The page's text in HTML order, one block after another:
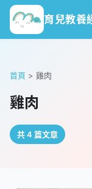
育兒教養
首頁 > 雞肉
雞肉
共 4 篇文章